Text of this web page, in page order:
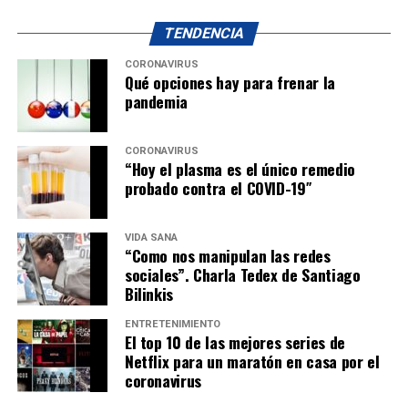
TENDENCIA
CORONAVIRUS
Qué opciones hay para frenar la
pandemia
CORONAVIRUS
“Hoy el plasma es el único remedio
probado contra el COVID-19″
VIDA SANA
“Como nos manipulan las redes
sociales”. Charla Tedex de Santiago
Bilinkis
ENTRETENIMIENTO
El top 10 de las mejores series de
Netflix para un maratón en casa por el
coronavirus